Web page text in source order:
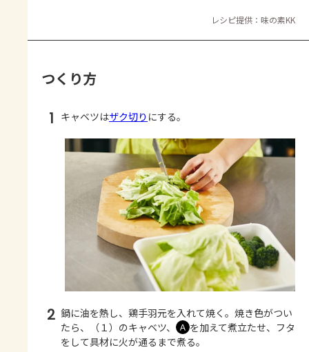
レシピ提供：味の素KK
つくり方
1 キャベツはザク切り にする。
2 鍋に油を熱し、鶏手羽元を入れて焼く。焼き色がつい
たら、（１）のキャベツ、
Ａ を加えて煮立たせ、フタ
をして具材に火が通るまで煮る。